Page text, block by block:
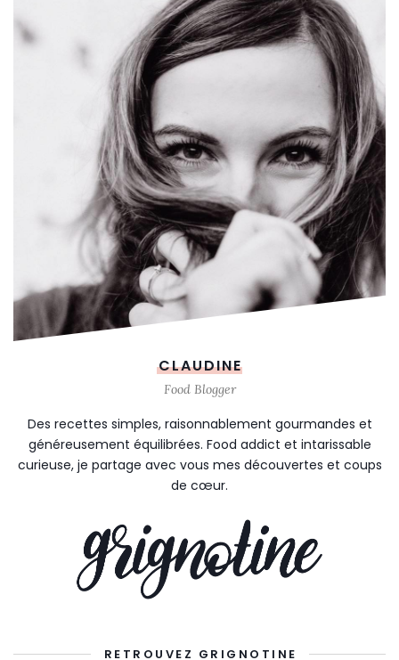
CLAUDINE
Food Blogger
Des recettes simples, raisonnablement gourmandes et
généreusement équilibrées. Food addict et intarissable
curieuse, je partage avec vous mes découvertes et coups
de cœur.
RETROUVEZ GRIGNOTINE